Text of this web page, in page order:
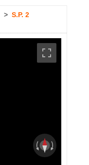
> S.P. 2